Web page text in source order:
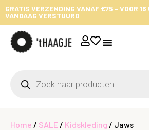
GRATIS VERZENDING VANAF €75 - VOOR 16
VANDAAG VERSTUURD
Home / SALE / Kidskleding / Jaws